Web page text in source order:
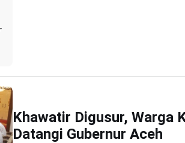
Khawatir Digusur, Warga
Datangi Gubernur Aceh